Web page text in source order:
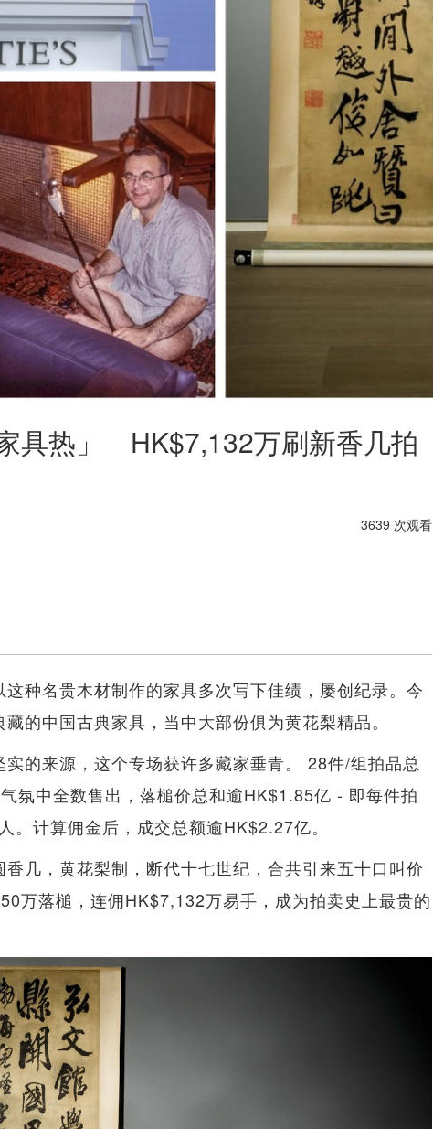
具热」 HK$7,132万刷新香几拍
3639 次观看
种名贵木材制作的家具多次写下佳绩，屡创纪录。今
的中国古典家具，当中大部份俱为黄花梨精品。
的来源，这个专场获许多藏家垂青。 28件/组拍品总
氛中全数售出，落槌价总和逾HK$1.85亿 - 即每件拍
。计算佣金后，成交总额逾HK$2.27亿。
几，黄花梨制，断代十七世纪，合共引来五十口叫价
万落槌，连佣HK$7,132万易手，成为拍卖史上最贵的